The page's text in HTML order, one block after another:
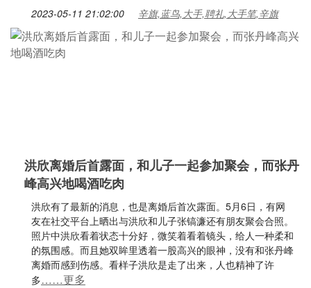
2023-05-11 21:02:00 辛旗,蓝鸟,大手,聘礼,大手笔,辛旗
洪欣离婚后首露面，和儿子一起参加聚会，而张丹
峰高兴地喝酒吃肉
洪欣有了最新的消息，也是离婚后首次露面。5月6日，有网
友在社交平台上晒出与洪欣和儿子张镐濂还有朋友聚会合照。
照片中洪欣看着状态十分好，微笑着看着镜头，给人一种柔和
的氛围感。而且她双眸里透着一股高兴的眼神，没有和张丹峰
离婚而感到伤感。看样子洪欣是走了出来，人也精神了许
多……更多